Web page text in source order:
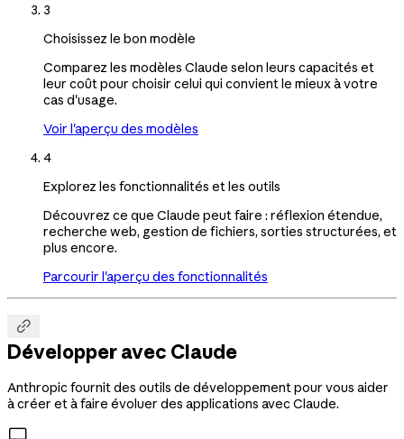
3
Choisissez le bon modèle
Comparez les modèles Claude selon leurs capacités et
leur coût pour choisir celui qui convient le mieux à votre
cas d'usage.
Voir l'aperçu des modèles
4
Explorez les fonctionnalités et les outils
Découvrez ce que Claude peut faire : réflexion étendue,
recherche web, gestion de fichiers, sorties structurées, et
plus encore.
Parcourir l'aperçu des fonctionnalités

Développer avec Claude
Anthropic fournit des outils de développement pour vous aider
à créer et à faire évoluer des applications avec Claude.